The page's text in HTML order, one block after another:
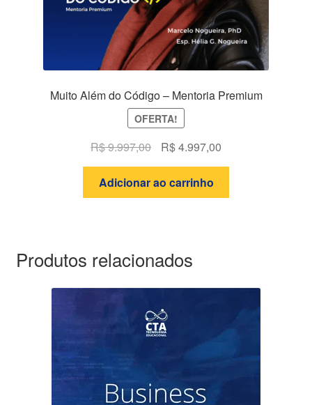
Muito Além do Código – Mentoria Premium
OFERTA!
R$9.997,00
O
preço
original
era:
R$4.997,00O
preço
é:
Adicionar ao carrinho
Produtos relacionados